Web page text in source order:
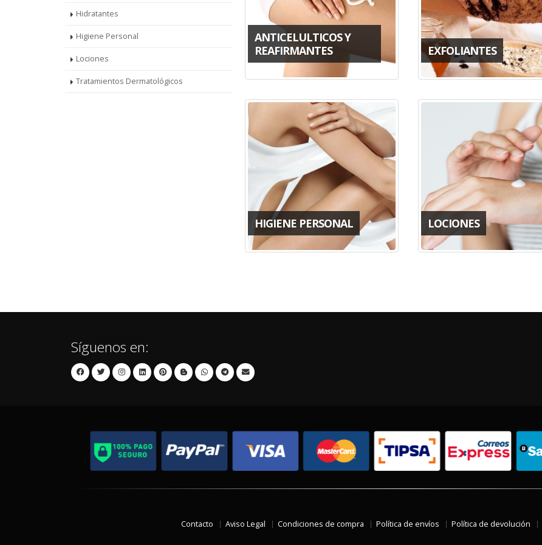
Hidratantes
Higiene Personal
Lociones
Tratamientos Dermatológicos
ANTICELULTICOS Y
REAFIRMANTES
EXFOLIANTES
HIGIENE PERSONAL LOCIONES
Síguenos en:
Contacto Aviso Legal Condiciones de compra Política de envíos Política de devolución